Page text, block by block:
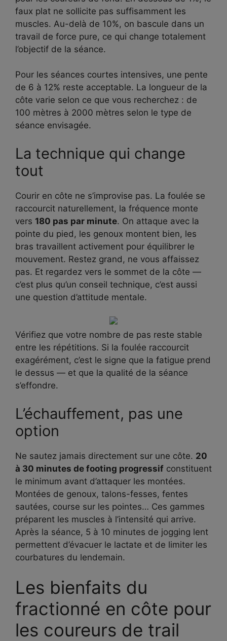
faux plat ne sollicite pas suffisamment les
muscles. Au-delà de 10%, on bascule dans un
travail de force pure, ce qui change totalement
l’objectif de la séance.
Pour les séances courtes intensives, une pente
de 6 à 12% reste acceptable. La longueur de la
côte varie selon ce que vous recherchez : de
100 mètres à 2000 mètres selon le type de
séance envisagée.
La technique qui change
tout
Courir en côte ne s’improvise pas. La foulée se
raccourcit naturellement, la fréquence monte
vers 180 pas par minute. On attaque avec la
pointe du pied, les genoux montent bien, les
bras travaillent activement pour équilibrer le
mouvement. Restez grand, ne vous affaissez
pas. Et regardez vers le sommet de la côte —
c’est plus qu’un conseil technique, c’est aussi
une question d’attitude mentale.
Vérifiez que votre nombre de pas reste stable
entre les répétitions. Si la foulée raccourcit
exagérément, c’est le signe que la fatigue prend
le dessus — et que la qualité de la séance
s’effondre.
L’échauffement, pas une
option
Ne sautez jamais directement sur une côte. 20
à 30 minutes de footing progressif constituent
le minimum avant d’attaquer les montées.
Montées de genoux, talons-fesses, fentes
sautées, course sur les pointes… Ces gammes
préparent les muscles à l’intensité qui arrive.
Après la séance, 5 à 10 minutes de jogging lent
permettent d’évacuer le lactate et de limiter les
courbatures du lendemain.
Les bienfaits du
fractionné en côte pour
les coureurs de trail